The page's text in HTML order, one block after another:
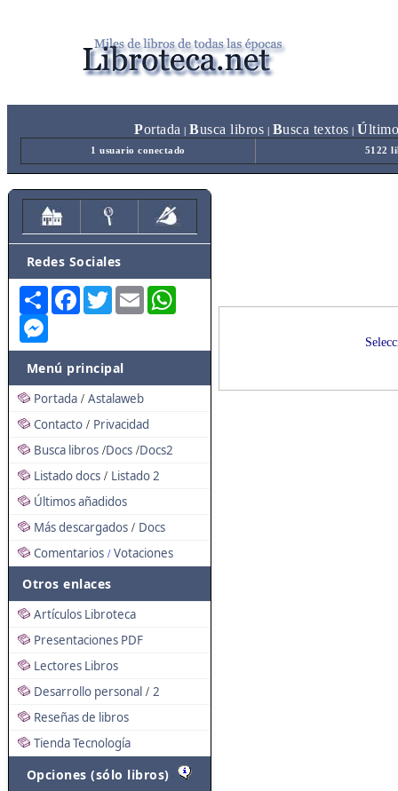
Portada Busca libros Busca textos Ú
1 usuario conectado 5122
Redes Sociales
Share FacebookTwitterEmail
Menú principal
Portada / Astalaweb
Contacto / Privacidad
Busca libros /Docs /Docs2
Listado docs / Listado 2
Últimos añadidos
Más descargados / Docs
Comentarios / Votaciones
Otros enlaces
Artículos Libroteca
Presentaciones PDF
Lectores Libros
Desarrollo personal / 2
Reseñas de libros
Tienda Tecnología
Opciones (sólo libros)